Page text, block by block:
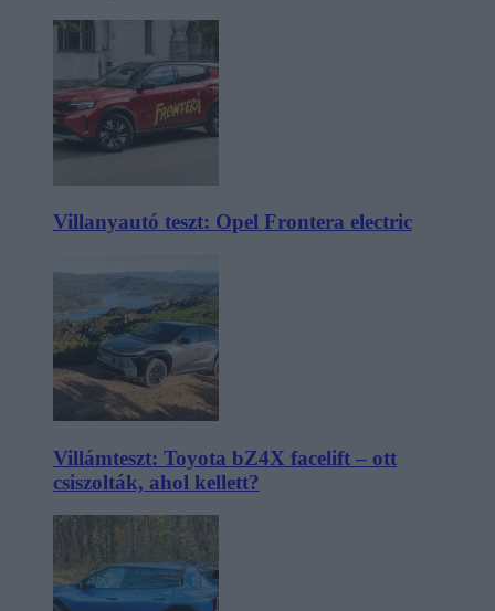
Villanyautó teszt: Opel Frontera electric
Villámteszt: Toyota bZ4X facelift – ott
csiszolták, ahol kellett?